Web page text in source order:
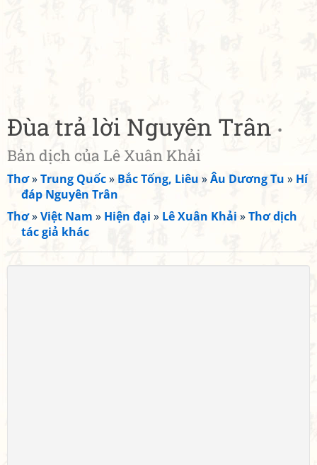
Đùa trả lời Nguyên Trân •
Bản dịch của Lê Xuân Khải
Thơ»Trung Quốc» Bắc Tống, Liêu »Âu Dương Tu » Hí
đáp Nguyên Trân
Thơ»Việt Nam » Hiện đại » Lê Xuân Khải »Thơ dịch
tác giả khác